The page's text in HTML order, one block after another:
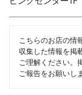
こちらのお店の情
収集した情報を掲
ご理解ください。
ご報告をお願いし